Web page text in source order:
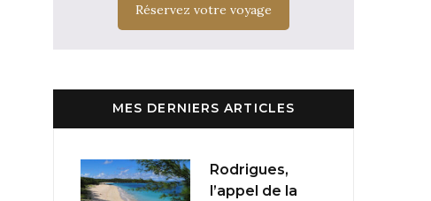
Réservez votre voyage
MES DERNIERS ARTICLES
Rodrigues,
l’appel de la